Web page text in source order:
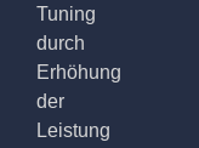
Tuning
durch
Erhöhung
der
Leistung